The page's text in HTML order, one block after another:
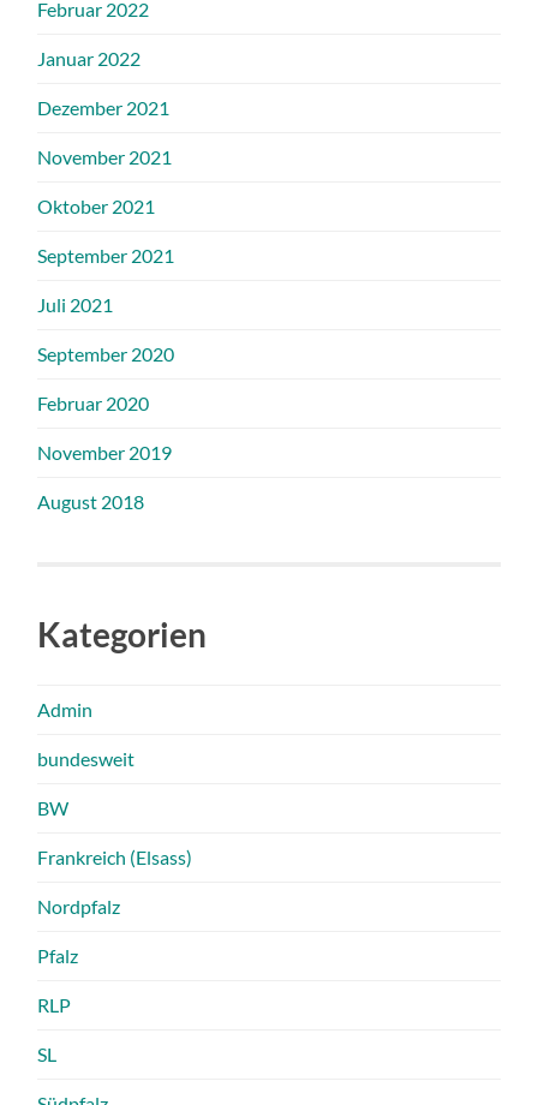
Februar 2022
Januar 2022
Dezember 2021
November 2021
Oktober 2021
September 2021
Juli 2021
September 2020
Februar 2020
November 2019
August 2018
Kategorien
Admin
bundesweit
BW
Frankreich (Elsass)
Nordpfalz
Pfalz
RLP
SL